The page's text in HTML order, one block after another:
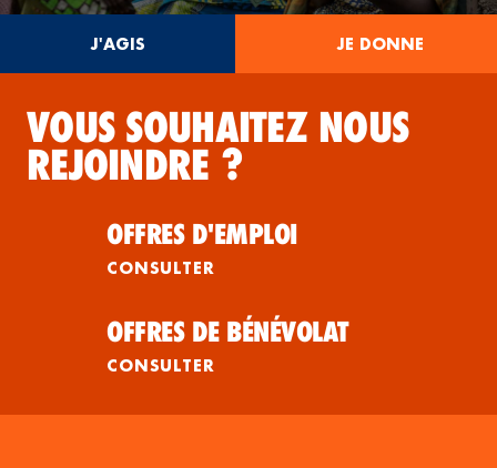
J'AGIS JE DONNE
VOUS SOUHAITEZ NOUS
REJOINDRE ?
OFFRES D'EMPLOI
CONSULTER
OFFRES DE BÉNÉVOLAT
CONSULTER